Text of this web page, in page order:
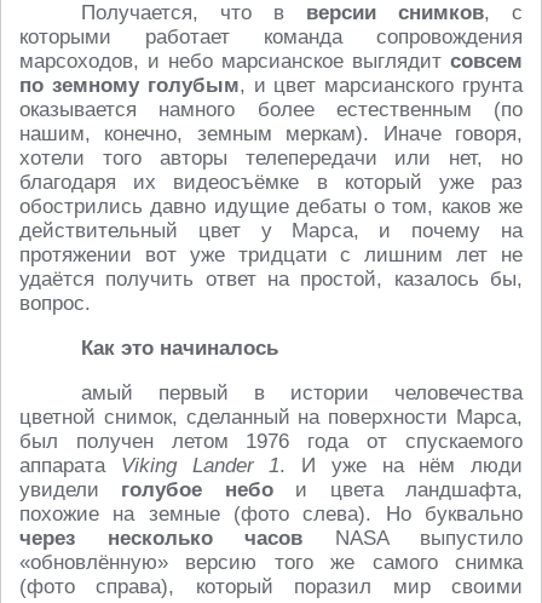
Получается, что в версии снимков, с
которыми работает команда сопровождения
марсоходов, и небо марсианское выглядит совсем
по земному голубым, и цвет марсианского грунта
оказывается намного более естественным (по
нашим, конечно, земным меркам). Иначе говоря,
хотели того авторы телепередачи или нет, но
благодаря их видеосъёмке в который уже раз
обострились давно идущие дебаты о том, каков же
действительный цвет у Марса, и почему на
протяжении вот уже тридцати с лишним лет не
удаётся получить ответ на простой, казалось бы,
вопрос.
Как это начиналось
амый первый в истории человечества
цветной снимок, сделанный на поверхности Марса,
был получен летом 1976 года от спускаемого
аппарата Viking Lander 1. И уже на нём люди
увидели голубое небои цвета ландшафта,
похожие на земные (фото слева). Но буквально
через несколько часов NASA выпустило
«обновлённую» версию того же самого снимка
(фото справа), который поразил мир своими